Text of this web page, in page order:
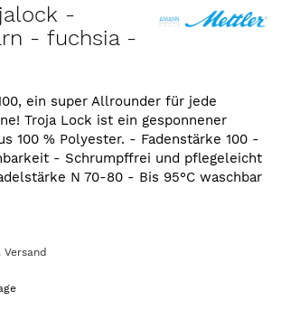
-
- fuchsia -
ein super Allrounder für jede
Troja Lock ist ein gesponnener
100 % Polyester. - Fadenstärke 100 -
- Schrumpffrei und pflegeleicht
N 70-80 - Bis 95°C waschbar
Versand